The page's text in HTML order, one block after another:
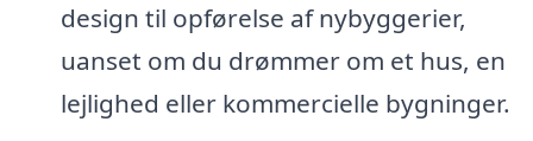
design til opførelse af nybyggerier,
uanset om du drømmer om et hus, en
lejlighed eller kommercielle bygninger.